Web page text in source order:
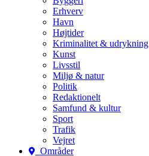
Erhverv
Havn
Højtider
Kriminalitet & udrykning
Kunst
Livsstil
Miljø & natur
Politik
Redaktionelt
Samfund & kultur
Sport
Trafik
Vejret
Områder